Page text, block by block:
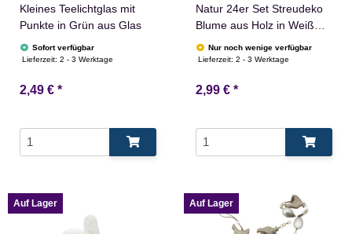
Kleines Teelichtglas mit
Punkte in Grün aus Glas
Sofort verfügbar
Lieferzeit:2 - 3 Werktage
2,49 € *
Natur 24er Set Streudeko
Blume aus Holz in Weiß
Grün Braun
Nur noch wenige verfügbar
Lieferzeit:2 - 3 Werktage
2,99 € *
Auf Lager Auf Lager